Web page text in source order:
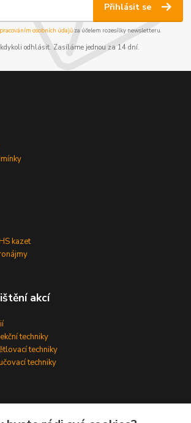
Přihlásit se
osobních údajůza účelem rozesílky newsletteru.
kdykoli odhlásit. Zasíláme jednou za 14 dní.
kazet
akcí
techniky
techniky
techniky